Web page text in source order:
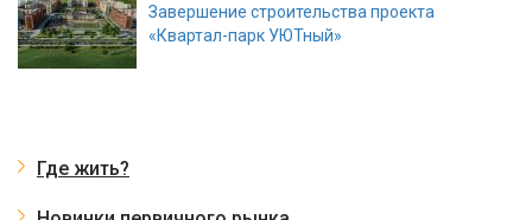
Завершение строительства проекта
«Квартал-парк УЮТный»
Где жить?